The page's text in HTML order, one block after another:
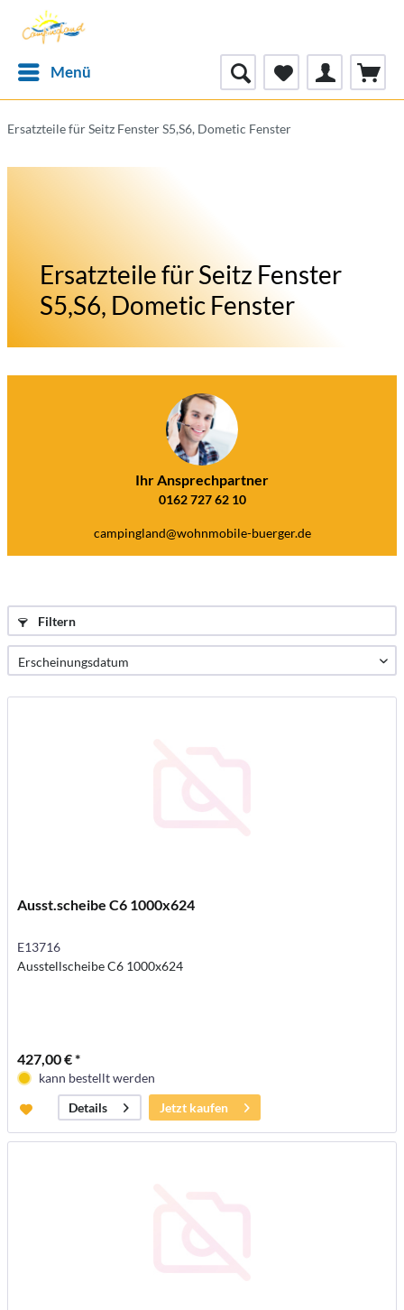
Menü
Ersatzteile für Seitz Fenster S5,S6, Dometic Fenster
Ersatzteile für Seitz Fenster
S5,S6, Dometic Fenster
Ihr Ansprechpartner
0162 727 62 10
campingland@wohnmobile-buerger.de
Filtern
Ausst.scheibe C6 1000x624
E13716
Ausstellscheibe C6 1000x624
427,00 € *
kann bestellt werden
Details
Jetzt kaufen